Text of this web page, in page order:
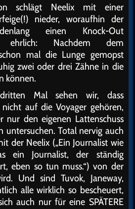
schlägt Neelix mit einer
nieder, woraufhin der
einen Knock-Out
ehrlich: Nachdem dem
mal die Lunge gemopst
zwei oder drei Zähne in die
können.
Mal sehen wir, dass
nicht auf die Voyager gehören,
nur den eigenen Lattenschuss
untersuchen. Total nervig auch
der Neelix („Ein Journalist wie
ein Journalist, der ständig
eben so tun muss.“) von der
Und sind Tuvok, Janeway,
alle wirklich so bescheuert,
auch nur für eine SPÄTERE